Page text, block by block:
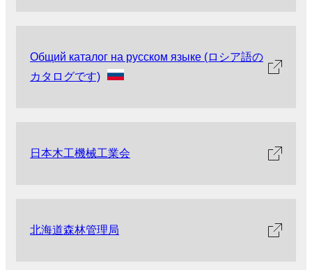
Общий каталог на русском языке (ロシア語の
カタログです)
日本木工機械工業会
北海道森林管理局